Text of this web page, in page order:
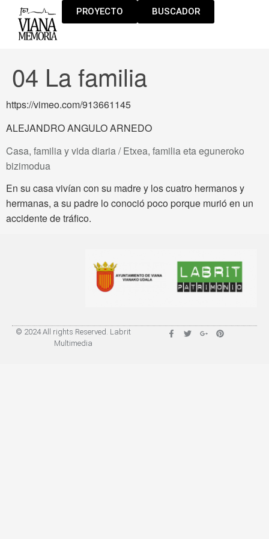
PROYECTO BUSCADOR
04 La familia
https://vimeo.com/913661145
ALEJANDRO ANGULO ARNEDO
Casa, familia y vida diaria / Etxea, familia eta eguneroko
bizimodua
En su casa vivían con su madre y los cuatro hermanos y
hermanas, a su padre lo conoció poco porque murió en un
accidente de tráfico.
© 2024 All rights Reserved. Labrit
Multimedia